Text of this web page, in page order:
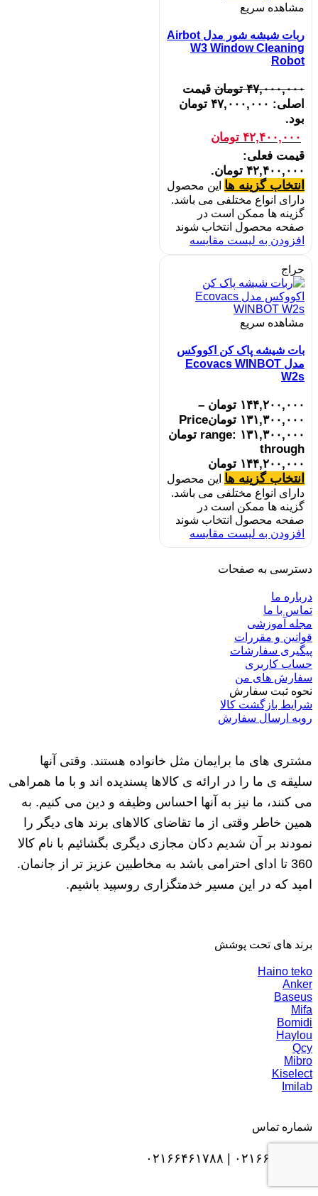
مشاهده سریع
ربات شیشه‌ شور مدل Airbot
W3 Window Cleaning
Robot
۴۷,۰۰۰,۰۰۰ تومان قیمت
اصلی: ۴۷,۰۰۰,۰۰۰ تومان
بود.
۴۲,۴۰۰,۰۰۰ تومان
قیمت فعلی:
۴۲,۴۰۰,۰۰۰ تومان.
انتخاب گزینه ها این محصول
دارای انواع مختلفی می باشد.
گزینه ها ممکن است در
صفحه محصول انتخاب شوند
افزودن به لیست مقایسه
حراج
مشاهده سریع
بات شیشه پاک کن اکووکس
مدل Ecovacs WINBOT
W2s
۱۴۴,۲۰۰,۰۰۰ تومان –
۱۳۱,۳۰۰,۰۰۰ تومانPrice
range: ۱۳۱,۳۰۰,۰۰۰ تومان
through
۱۴۴,۲۰۰,۰۰۰ تومان
انتخاب گزینه ها این محصول
دارای انواع مختلفی می باشد.
گزینه ها ممکن است در
صفحه محصول انتخاب شوند
افزودن به لیست مقایسه
دسترسی به صفحات
درباره ما
تماس با ما
مجله آموزشی
قوانین و مقررات
پیگیری سفارشات
حساب کاربری
سفارش های من
نحوه ثبت سفارش
شرایط بازگشت کالا
رویه ارسال سفارش
مشتری های ما برایمان مثل خانواده هستند. وقتی آنها
سلیقه ی ما را در ارائه ی کالاها پسندیده اند و با ما همراهی
می کنند، ما نیز به آنها احساس وظیفه و دین می کنیم. به
همین خاطر وقتی از ما تقاضای کالاهای برند های دیگر را
نمودند بر آن شدیم دکان مجازی دیگری بگشائیم با نام کالا
360 تا ادای احترامی باشد به مخاطبین عزیز تر از جانمان.
امید که در این مسیر خدمتگزاری روسپید باشیم.
برند های تحت پوشش
Haino teko
Anker
Baseus
Mifa
Bomidi
Haylou
Qcy
Mibro
Kiselect
Imilab
شماره تماس
۰۲۱۶۶۹۶۱۸۵۶ | ۰۲۱۶۶۴۶۱۷۸۸